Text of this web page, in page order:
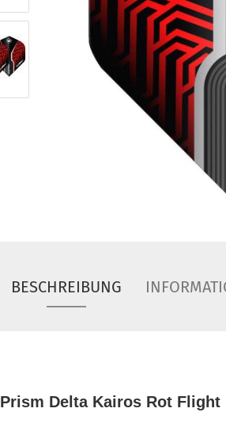
BESCHREIBUNG
Prism Delta Kairos Rot Flight